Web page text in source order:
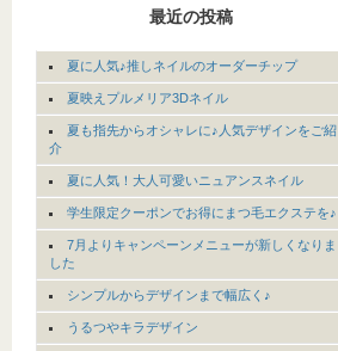
最近の投稿
夏に人気♪推しネイルのオーダーチップ
夏映えプルメリア3Dネイル
夏も指先からオシャレに♪人気デザインをご紹
介
夏に人気！大人可愛いニュアンスネイル
学生限定クーポンでお得にまつ毛エクステを♪
7月よりキャンペーンメニューが新しくなりま
した
シンプルからデザインまで幅広く♪
うるつやキラデザイン